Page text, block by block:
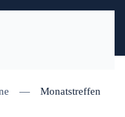
Monatstreffen